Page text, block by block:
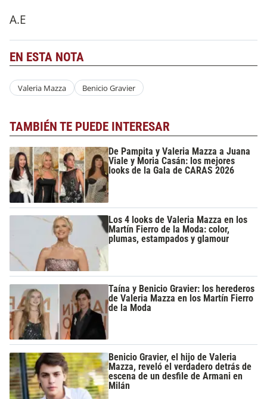
A.E
EN ESTA NOTA
Valeria Mazza Benicio Gravier
TAMBIÉN TE PUEDE INTERESAR
De Pampita y Valeria Mazza a Juana
Viale y Moria Casán: los mejores
looks de la Gala de CARAS 2026
Los 4 looks de Valeria Mazza en los
Martín Fierro de la Moda: color,
plumas, estampados y glamour
Taína y Benicio Gravier: los herederos
de Valeria Mazza en los Martín Fierro
de la Moda
Benicio Gravier, el hijo de Valeria
Mazza, reveló el verdadero detrás de
escena de un desfile de Armani en
Milán